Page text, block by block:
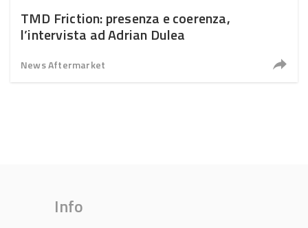
TMD Friction: presenza e coerenza,
l’intervista ad Adrian Dulea
News Aftermarket
Info